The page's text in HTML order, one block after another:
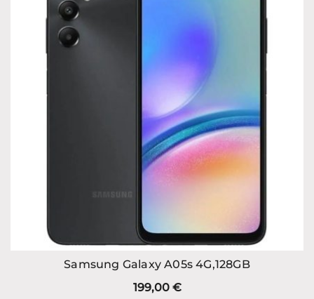
Samsung Galaxy A05s 4G,128GB
199,00 €